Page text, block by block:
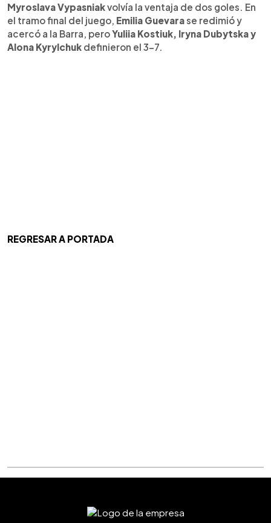
Myroslava Vypasniakvolvía la ventaja de dos goles. En
el tramo final del juego, Emilia Guevarase redimió y
acercó a la Barra, peroYuliia Kostiuk, Iryna Dubytska y
Alona Kyrylchuk definieron el 3-7.
REGRESAR A PORTADA